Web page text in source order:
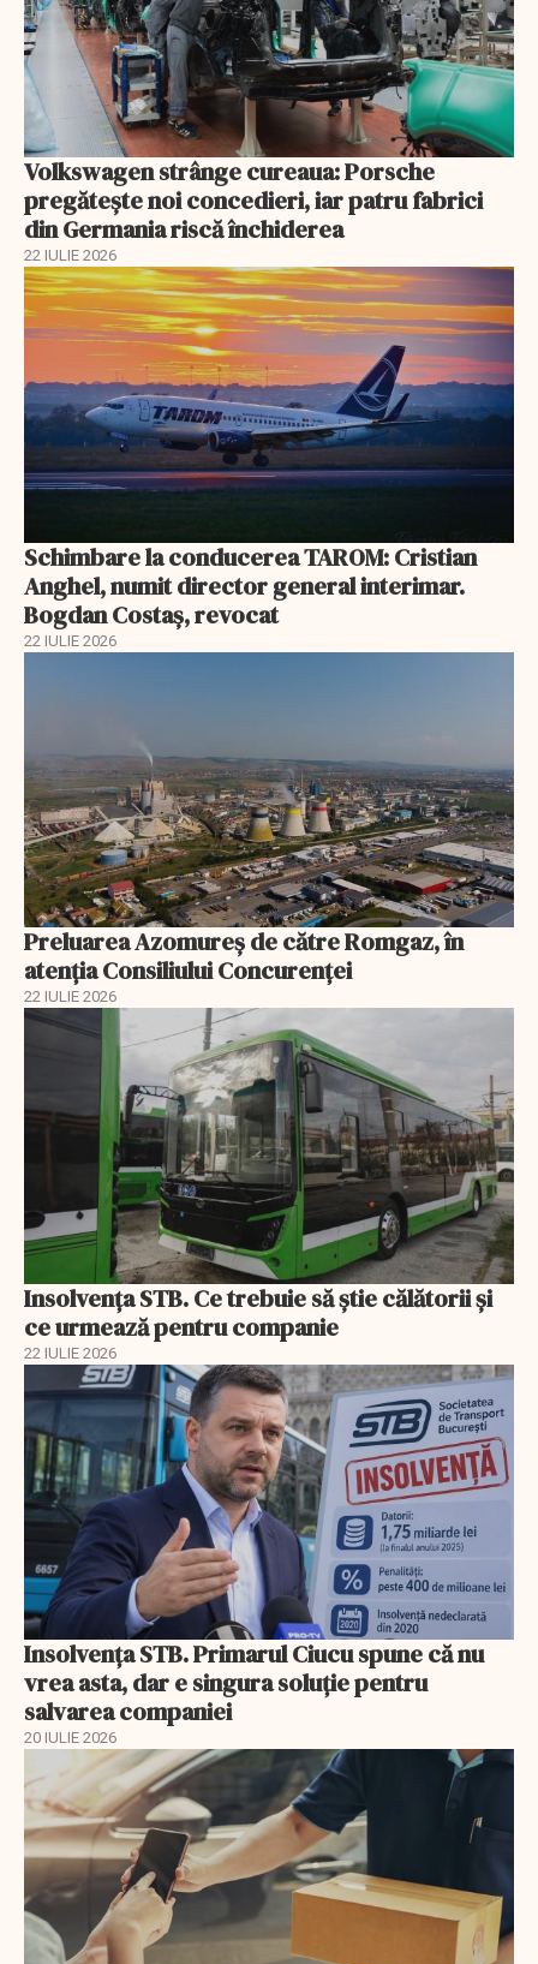
Volkswagen strânge cureaua: Porsche
pregătește noi concedieri, iar patru fabrici
din Germania riscă închiderea
22 IULIE 2026
Schimbare la conducerea TAROM: Cristian
Anghel, numit director general interimar.
Bogdan Costaș, revocat
22 IULIE 2026
Preluarea Azomureş de către Romgaz, în
atenţia Consiliului Concurenţei
22 IULIE 2026
Insolvenţa STB. Ce trebuie să ştie călătorii şi
ce urmează pentru companie
22 IULIE 2026
Insolvenţa STB. Primarul Ciucu spune că nu
vrea asta, dar e singura soluţie pentru
salvarea companiei
20 IULIE 2026